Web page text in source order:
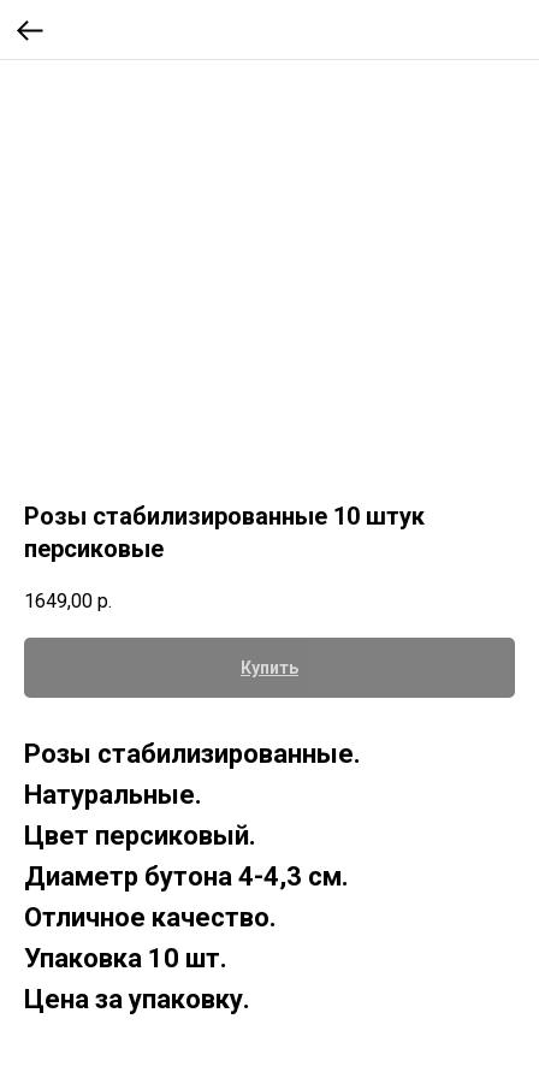
Розы стабилизированные 10 штук
персиковые
1649,00 р.
Купить
Розы стабилизированные.
Натуральные.
Цвет персиковый.
Диаметр бутона 4-4,3 см.
Отличное качество.
Упаковка 10 шт.
Цена за упаковку.